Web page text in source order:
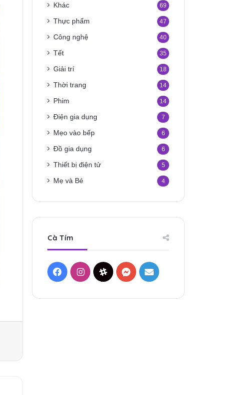
Khác 69
Thực phẩm 47
Công nghệ 40
Tết 35
Giải trí 18
Thời trang 14
Phim 14
Điện gia dụng 7
Mẹo vào bếp 6
Đồ gia dụng 6
Thiết bị điện tử 5
Mẹ và Bé 4
Cà Tím
FacebookInstagramThreadsMessenger
Mail